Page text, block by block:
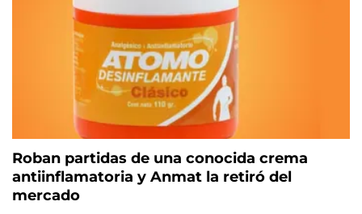
Roban partidas de una conocida crema
antiinflamatoria y Anmat la retiró del
mercado